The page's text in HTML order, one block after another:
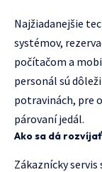
Najžiadanejšie
systémov,
počítačom a
personál sú
potravinách, pre
párovaní jedál.
Ako sa dá
Zákaznícky